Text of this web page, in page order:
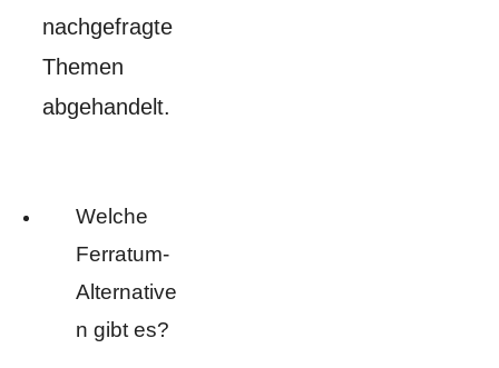
nachgefragte
Themen
abgehandelt.
Welche
Ferratum-
Alternative
n gibt es?